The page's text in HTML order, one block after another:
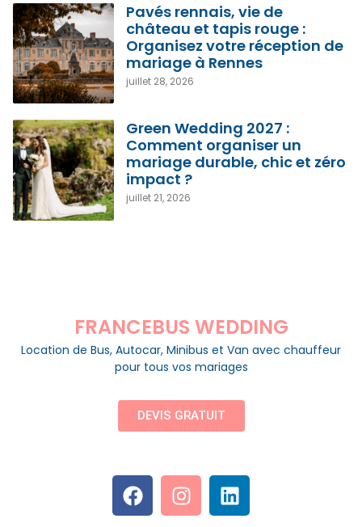
Pavés rennais, vie de
château et tapis rouge :
Organisez votre réception de
mariage à Rennes
juillet 28, 2026
Green Wedding 2027 :
Comment organiser un
mariage durable, chic et zéro
impact ?
juillet 21, 2026
FRANCEBUS WEDDING
Location de Bus, Autocar, Minibus et Van avec chauffeur
pour tous vos mariages
DEVIS GRATUIT